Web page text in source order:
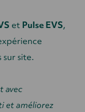
et Pulse EVS,
sur site.
avec
et améliorez